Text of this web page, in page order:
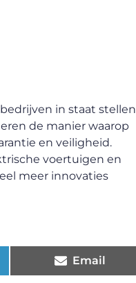
in staat stellen
de manier waarop
en veiligheid.
voertuigen en
meer innovaties
Email